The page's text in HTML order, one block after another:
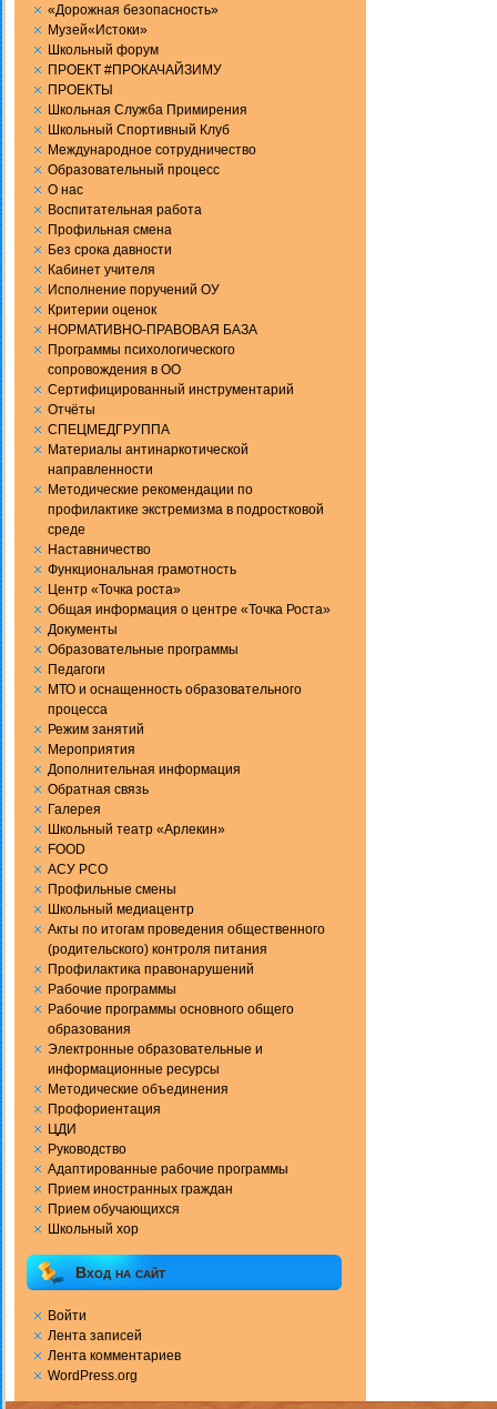
«Дорожная безопасность»
Музей«Истоки»
Школьный форум
ПРОЕКТ #ПРОКАЧАЙЗИМУ
ПРОЕКТЫ
Школьная Служба Примирения
Школьный Спортивный Клуб
Международное сотрудничество
Образовательный процесс
О нас
Воспитательная работа
Профильная смена
Без срока давности
Кабинет учителя
Исполнение поручений ОУ
Критерии оценок
НОРМАТИВНО-ПРАВОВАЯ БАЗА
Программы психологического
сопровождения в ОО
Сертифицированный инструментарий
Отчёты
СПЕЦМЕДГРУППА
Материалы антинаркотической
направленности
Методические рекомендации по
профилактике экстремизма в подростковой
среде
Наставничество
Функциональная грамотность
Центр «Точка роста»
Общая информация о центре «Точка Роста»
Документы
Образовательные программы
Педагоги
МТО и оснащенность образовательного
процесса
Режим занятий
Мероприятия
Дополнительная информация
Обратная связь
Галерея
Школьный театр «Арлекин»
FOOD
АСУ РСО
Профильные смены
Школьный медиацентр
Акты по итогам проведения общественного
(родительского) контроля питания
Профилактика правонарушений
Рабочие программы
Рабочие программы основного общего
образования
Электронные образовательные и
информационные ресурсы
Методические объединения
Профориентация
ЦДИ
Руководство
Адаптированные рабочие программы
Прием иностранных граждан
Прием обучающихся
Школьный хор
Вход на сайт
Войти
Лента записей
Лента комментариев
WordPress.org